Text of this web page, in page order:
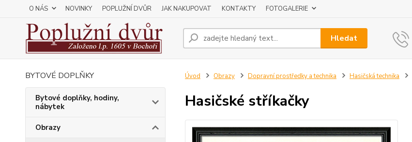
O NÁS NOVINKY POPLUŽNÍ DVŮR JAK NAKUPOVAT KONTAKTY FOTOGALERIE
Hledat
BYTOVÉ DOPLŇKY
Bytové doplňky, hodiny,
nábytek
Obrazy
Úvod Obrazy Dopravní prostředky a technika Hasičská technika
Hasičské stříkačky